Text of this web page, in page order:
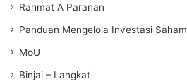
Rahmat A Paranan
Panduan Mengelola Investasi Saham
MoU
Binjai – Langkat